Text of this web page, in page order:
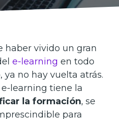
haber vivido un gran
e-learning en todo
ya no hay vuelta atrás.
learning tiene la
la formación, se
para